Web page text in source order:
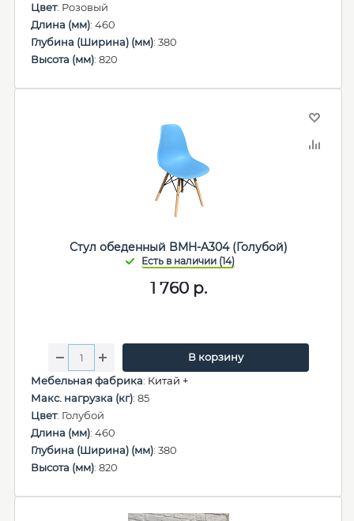
Цвет: Розовый
Длина (мм): 460
Глубина (Ширина) (мм): 380
Высота (мм): 820
Стул обеденный BMH-A304 (Голубой)
1 760 р.
В корзину
Мебельная фабрика: Китай +
Макс. нагрузка (кг): 85
Цвет: Голубой
Длина (мм): 460
Глубина (Ширина) (мм): 380
Высота (мм): 820